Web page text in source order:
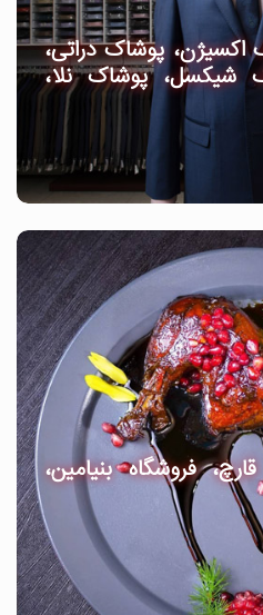
اکسیژن، پوشاک دراتی،
شیکسل، پوشاک نلا،
فروشگاه بنیامین،